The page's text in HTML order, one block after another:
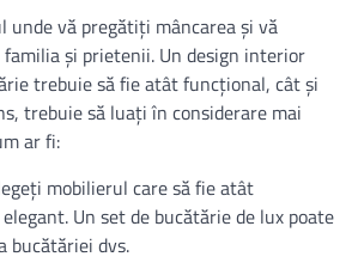
unde vă pregătiți mâncarea și vă
și prietenii. Un design interior
trebuie să fie atât funcțional, cât și
trebuie să luați în considerare mai
ar fi:
mobilierul care să fie atât
Un set de bucătărie de lux poate
bucătăriei dvs.